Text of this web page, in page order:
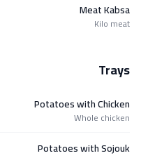
Meat Kabsa
Kilo meat
Trays
Potatoes with Chicken
Whole chicken
Potatoes with Sojouk